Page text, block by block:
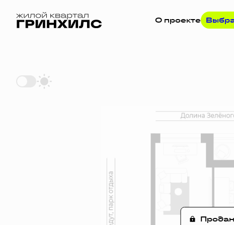
О проекте
1-комнатная37.9 м Цена по